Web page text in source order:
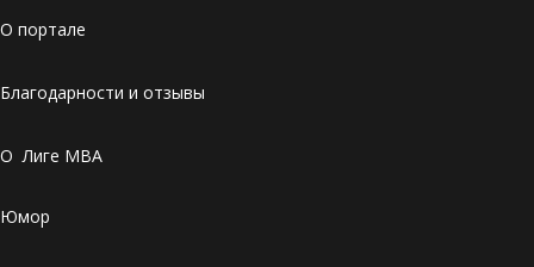
О портале
Благодарности и отзывы
О Лиге MBA
Юмор